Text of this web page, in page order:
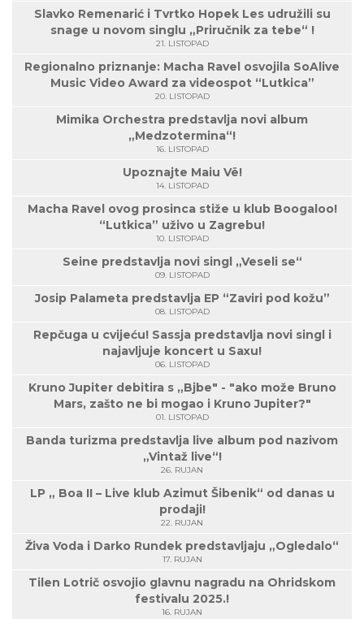
Slavko Remenarić i Tvrtko Hopek Les udružili su
snage u novom singlu „Priručnik za tebe“ !
21. LISTOPAD
Regionalno priznanje: Macha Ravel osvojila SoAlive
Music Video Award za videospot “Lutkica”
20. LISTOPAD
Mimika Orchestra predstavlja novi album
„Medzotermina“!
16. LISTOPAD
Upoznajte Maiu Vë!
14. LISTOPAD
Macha Ravel ovog prosinca stiže u klub Boogaloo!
“Lutkica” uživo u Zagrebu!
10. LISTOPAD
Seine predstavlja novi singl „Veseli se“
09. LISTOPAD
Josip Palameta predstavlja EP “Zaviri pod kožu”
08. LISTOPAD
Repčuga u cvijeću! Sassja predstavlja novi singl i
najavljuje koncert u Saxu!
06. LISTOPAD
Kruno Jupiter debitira s „Bjbe" - "ako može Bruno
Mars, zašto ne bi mogao i Kruno Jupiter?"
01. LISTOPAD
Banda turizma predstavlja live album pod nazivom
„Vintaž live“!
26. RUJAN
LP „ Boa II – Live klub Azimut Šibenik“ od danas u
prodaji!
22. RUJAN
Živa Voda i Darko Rundek predstavljaju „Ogledalo“
17. RUJAN
Tilen Lotrič osvojio glavnu nagradu na Ohridskom
festivalu 2025.!
16. RUJAN